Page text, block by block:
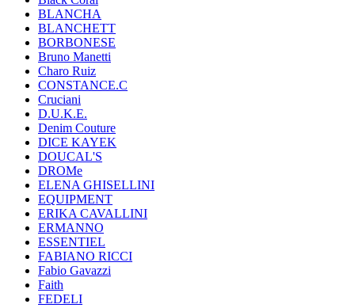
BLANCHA
BLANCHETT
BORBONESE
Bruno Manetti
Charo Ruiz
CONSTANCE.C
Cruciani
D.U.K.E.
Denim Couture
DICE KAYEK
DOUCAL'S
DROMe
ELENA GHISELLINI
EQUIPMENT
ERIKA CAVALLINI
ERMANNO
ESSENTIEL
FABIANO RICCI
Fabio Gavazzi
Faith
FEDELI